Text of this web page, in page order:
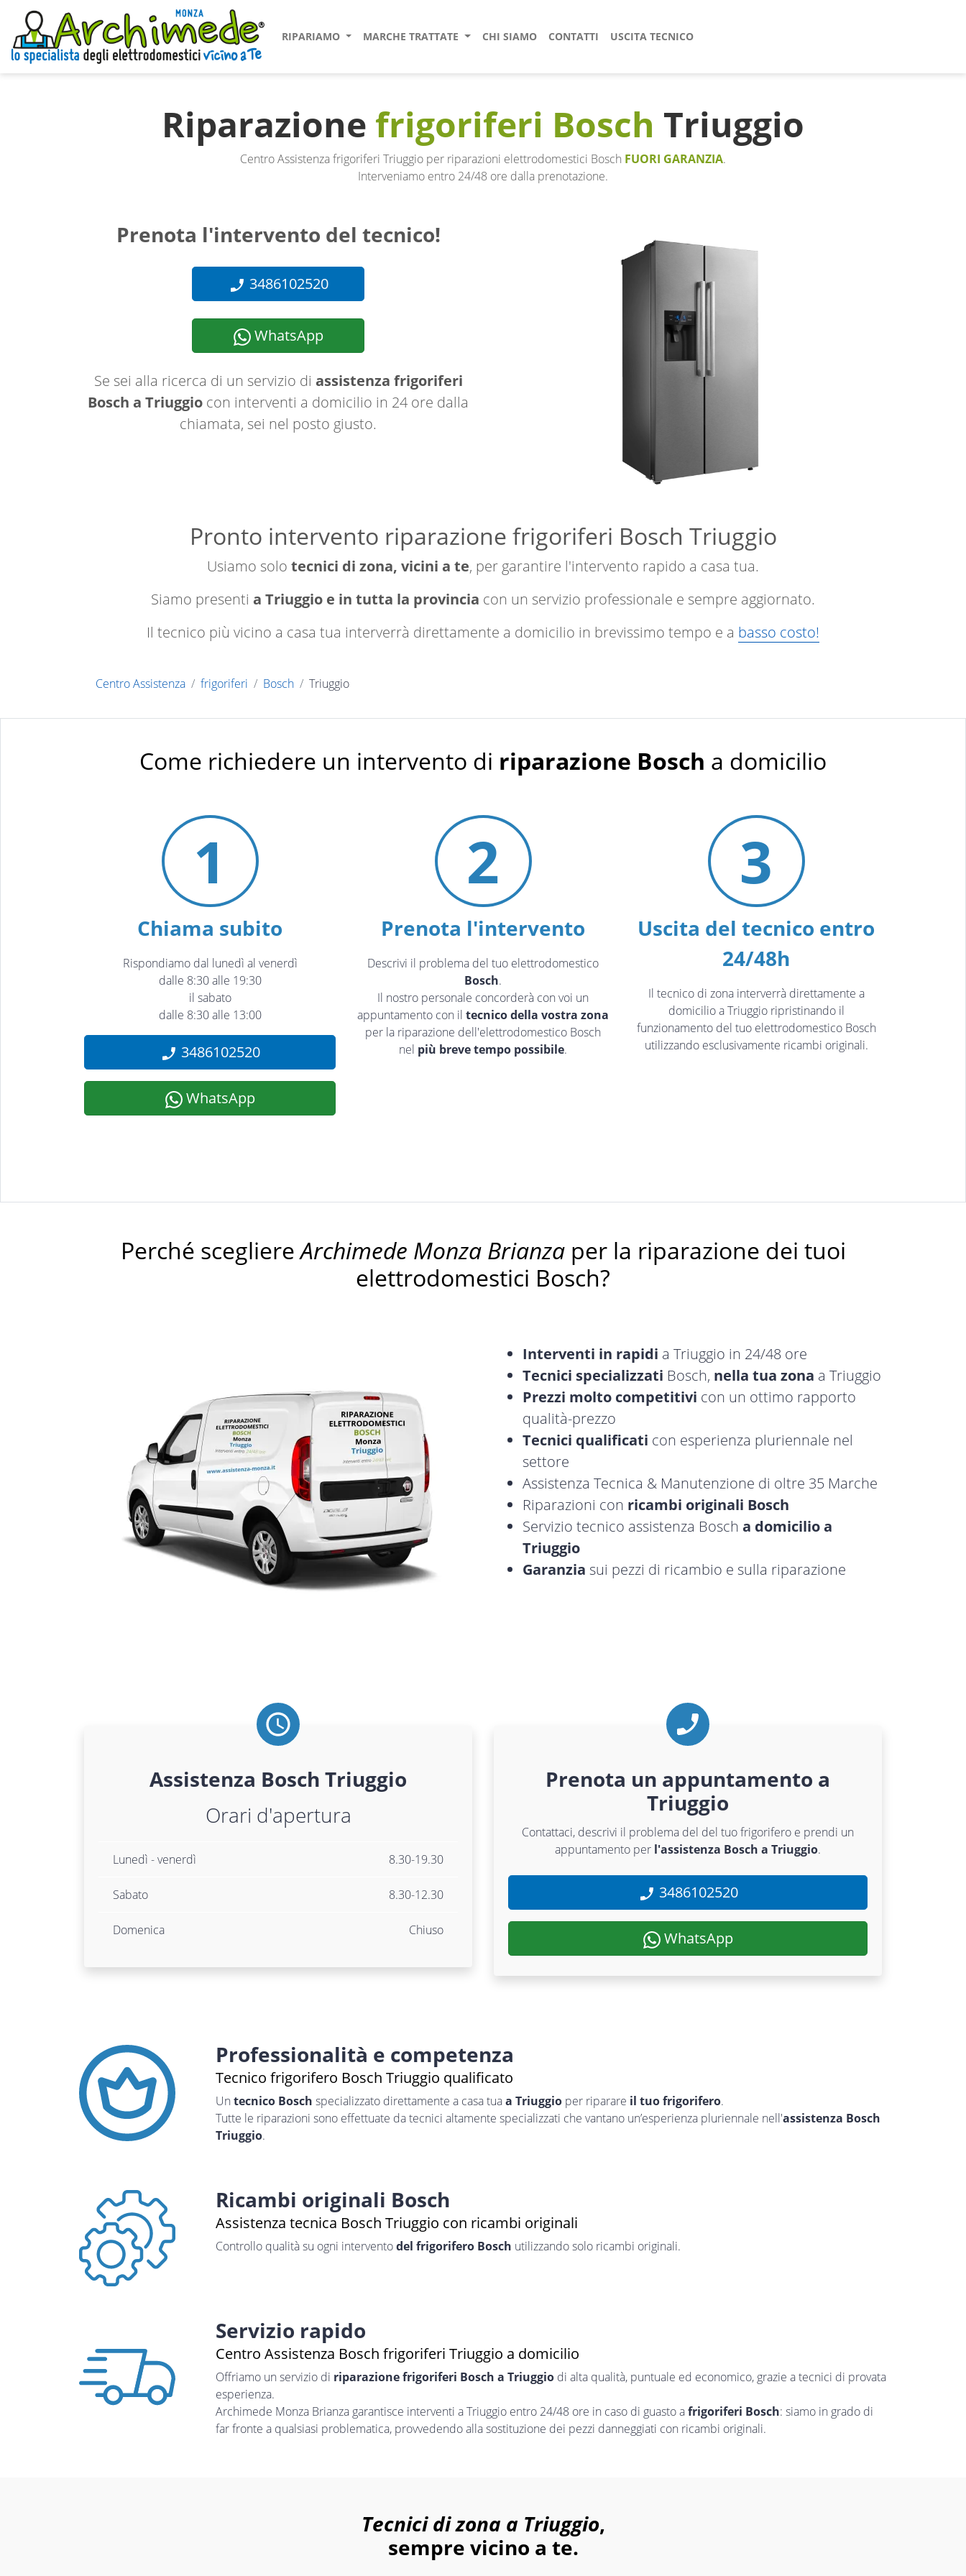
RIPARIAMO MARCHE TRATTATE CHI SIAMO CONTATTI USCITA TECNICO
Riparazione frigoriferi Bosch Triuggio
Centro Assistenza frigoriferi Triuggio per riparazioni elettrodomestici Bosch FUORI GARANZIA.
Interveniamo entro 24/48 ore dalla prenotazione.
Prenota l'intervento del tecnico!
3486102520
WhatsApp
Se sei alla ricerca di un servizio di assistenza frigoriferi
Bosch a Triuggio con interventi a domicilio in 24 ore dalla
chiamata, sei nel posto giusto.
Pronto intervento riparazione frigoriferi Bosch Triuggio
Usiamo solo tecnici di zona, vicini a te, per garantire l'intervento rapido a casa tua.
Siamo presenti a Triuggio e in tutta la provincia con un servizio professionale e sempre aggiornato.
Il tecnico più vicino a casa tua interverrà direttamente a domicilio in brevissimo tempo e a basso costo!
Centro Assistenza frigoriferi Bosch Triuggio
Come richiedere un intervento di riparazione Bosch a domicilio
1
Chiama subito
Rispondiamo dal lunedì al venerdì
dalle 8:30 alle 19:30
il sabato
dalle 8:30 alle 13:00
3486102520
WhatsApp
2
Prenota l'intervento
Descrivi il problema del tuo elettrodomestico
Bosch.
Il nostro personale concorderà con voi un
appuntamento con il tecnico della vostra zona
per la riparazione dell'elettrodomestico Bosch
nel più breve tempo possibile.
3
Uscita del tecnico entro
24/48h
Il tecnico di zona interverrà direttamente a
domicilio a Triuggio ripristinando il
funzionamento del tuo elettrodomestico Bosch
utilizzando esclusivamente ricambi originali.
Perché scegliereArchimede Monza Brianzaper la riparazione dei tuoi
elettrodomestici Bosch?
Interventi in rapidi a Triuggio in 24/48 ore
Tecnici specializzati Bosch, nella tua zona a Triuggio
Prezzi molto competitivi con un ottimo rapporto
qualità-prezzo
Tecnici qualificati con esperienza pluriennale nel
settore
Assistenza Tecnica & Manutenzione di oltre 35 Marche
Riparazioni con ricambi originali Bosch
Servizio tecnico assistenza Bosch a domicilio a
Triuggio
Garanzia sui pezzi di ricambio e sulla riparazione
Assistenza Bosch Triuggio
Orari d'apertura
Lunedì - venerdì 8.30-19.30
Sabato 8.30-12.30
Domenica Chiuso
Prenota un appuntamento a
Triuggio
Contattaci, descrivi il problema del del tuo frigorifero e prendi un
appuntamento per l'assistenza Bosch a Triuggio.
3486102520
WhatsApp
Professionalità e competenza
Tecnico frigorifero Bosch Triuggio qualificato
Un tecnico Bosch specializzato direttamente a casa tuaa Triuggio per riparare il tuo frigorifero.
Tutte le riparazioni sono effettuate da tecnici altamente specializzati che vantano un’esperienza pluriennale nell'assistenza Bosch
Triuggio.
Ricambi originali Bosch
Assistenza tecnica Bosch Triuggio con ricambi originali
Controllo qualità su ogni interventodel frigorifero Bosch utilizzando solo ricambi originali.
Servizio rapido
Centro Assistenza Bosch frigoriferi Triuggio a domicilio
Offriamo un servizio di riparazione frigoriferi Bosch a Triuggio di alta qualità, puntuale ed economico, grazie a tecnici di provata
esperienza.
Archimede Monza Brianza garantisce interventi a Triuggio entro 24/48 ore in caso di guasto afrigoriferi Bosch: siamo in grado di
far fronte a qualsiasi problematica, provvedendo alla sostituzione dei pezzi danneggiati con ricambi originali.
Tecnici di zona a Triuggio,
sempre vicino a te.